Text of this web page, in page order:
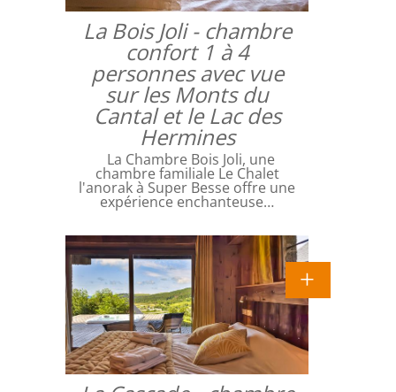
La Bois Joli - chambre
confort 1 à 4
personnes avec vue
sur les Monts du
Cantal et le Lac des
Hermines
La Chambre Bois Joli, une
chambre familiale Le Chalet
l'anorak à Super Besse offre une
expérience enchanteuse…